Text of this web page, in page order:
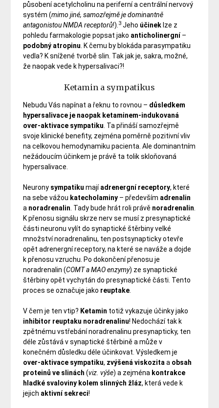
působení acetylcholinu na periferní a centrální nervový
systém (mimo jiné, samozřejmě je dominantně
antagonistou NMDA receptorů!). 3 Jeho účinek lze z
pohledu farmakologie popsat jako anticholinergní–
podobný atropinu . K čemu by blokáda parasympatiku
vedla? K snížené tvorbě slin. Tak jak je, sakra, možné,
že naopak vede k hypersalivaci?!
Ketamin a sympatikus
Nebudu Vás napínat a řeknu to rovnou – důsledkem
hypersalivace je naopak ketaminem-indukovaná
over-aktivace sympatiku . Ta přináší samozřejmě
svoje klinické benefity, zejména poměrně pozitivní vliv
na celkovou hemodynamiku pacienta. Ale dominantním
nežádoucím účinkem je právě ta tolik skloňovaná
hypersalivace.
Neurony sympatiku majíadrenergní receptory, které
na sebe vážou katecholaminy – především adrenalin
a noradrenalin . Tady bude hrát roli právě noradrenalin
K přenosu signálu skrze nerv se musí z presynaptické
části neuronu vylít do synaptické štěrbiny velké
množství noradrenalinu, ten postsynapticky otevře
opět adrenergní receptory, na které se naváže a dojde
k přenosu vzruchu. Po dokončení přenosu je
noradrenalin (COMT a MAO enzymy) ze synaptické
štěrbiny opět vychytán do presynaptické části. Tento
proces se označuje jako reuptake
V čem je ten vtip? Ketamin totiž vykazuje účinky jako
inhibitor reuptaku noradrenalinu! Nedochází tak k
zpětnému vstřebání noradrenalinu presynapticky, ten
déle zůstává v synaptické štěrbině a může v
konečném důsledku déle účinkovat. Výsledkem je
over-aktivace sympatiku, zvýšená viskozita a obsah
proteinů ve slinách (viz. výše) a zejména kontrakce
hladké svaloviny kolem slinných žláz, která vede k
jejich aktivní sekreci!